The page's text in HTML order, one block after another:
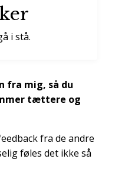
i stå.
fra mig, så du
tættere og
fra de andre
føles det ikke så